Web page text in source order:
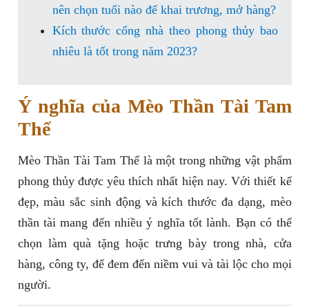
nên chọn tuổi nào để khai trương, mở hàng?
Kích thước cổng nhà theo phong thủy bao
nhiêu là tốt trong năm 2023?
Ý nghĩa của Mèo Thần Tài Tam
Thể
Mèo Thần Tài Tam Thể là một trong những vật phẩm
phong thủy được yêu thích nhất hiện nay. Với thiết kế
đẹp, màu sắc sinh động và kích thước đa dạng, mèo
thần tài mang đến nhiều ý nghĩa tốt lành. Bạn có thể
chọn làm quà tặng hoặc trưng bày trong nhà, cửa
hàng, công ty, để đem đến niềm vui và tài lộc cho mọi
người.